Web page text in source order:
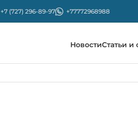
+7 (727) 296-89-97 +77772968988
НовостиСтатьи и